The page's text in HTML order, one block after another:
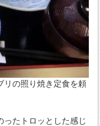
リの照り焼き定食を頼
ったトロッとした感じ